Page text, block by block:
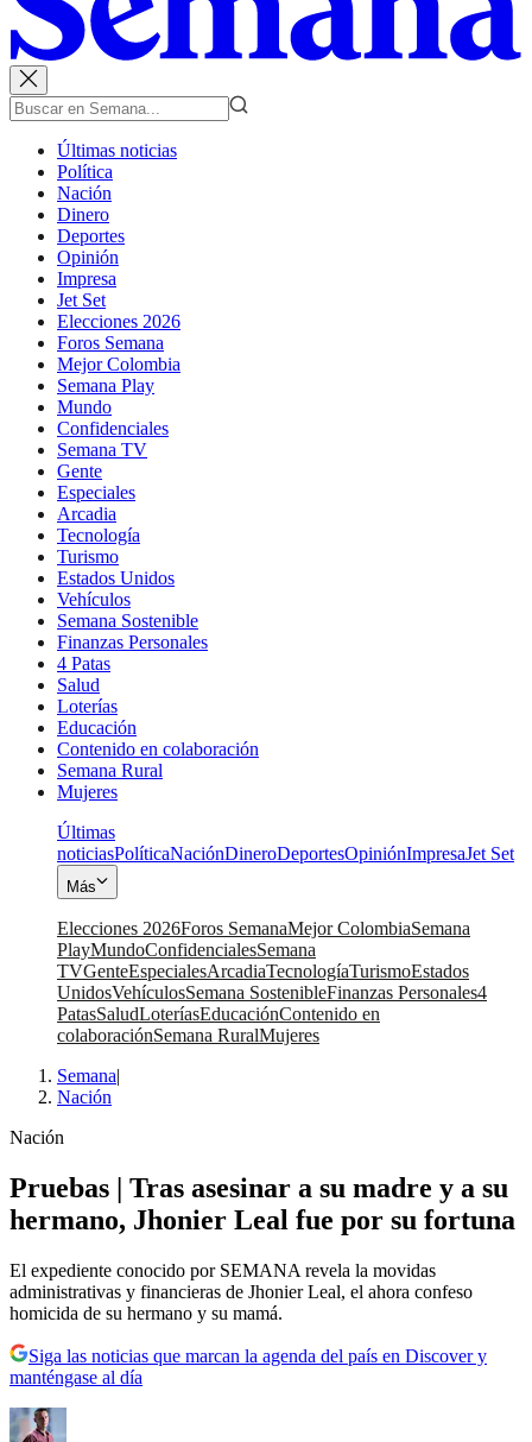
Últimas noticias
Política
Nación
Dinero
Deportes
Opinión
Impresa
Jet Set
Elecciones 2026
Foros Semana
Mejor Colombia
Semana Play
Mundo
Confidenciales
Semana TV
Gente
Especiales
Arcadia
Tecnología
Turismo
Estados Unidos
Vehículos
Semana Sostenible
Finanzas Personales
4 Patas
Salud
Loterías
Educación
Contenido en colaboración
Semana Rural
Mujeres
Últimas
noticiasPolíticaNaciónDineroDeportesOpiniónImpresaJet Set
Más
Elecciones 2026Foros SemanaMejor ColombiaSemana
PlayMundoConfidencialesSemana
TVGenteEspecialesArcadiaTecnologíaTurismoEstados
UnidosVehículosSemana SostenibleFinanzas Personales4
PatasSaludLoteríasEducaciónContenido en
colaboraciónSemana RuralMujeres
Semana|
Nación
Nación
Pruebas | Tras asesinar a su madre y a su
hermano, Jhonier Leal fue por su fortuna
El expediente conocido por SEMANA revela la movidas
administrativas y financieras de Jhonier Leal, el ahora confeso
homicida de su hermano y su mamá.
Siga las noticias que marcan la agenda del país en Discover y
manténgase al día